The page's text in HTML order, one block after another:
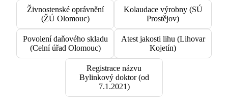
Živnostenské oprávnění
(ŽÚ Olomouc)
Kolaudace výrobny (SÚ
Prostějov)
Povolení daňového skladu
(Celní úřad Olomouc)
Atest jakosti lihu (Lihovar
Kojetín)
Registrace názvu
Bylinkový doktor (od
7.1.2021)